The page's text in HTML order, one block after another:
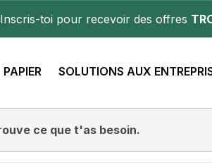
Inscris-toi pour recevoir des offres
PAPIER SOLUTIONS AUX